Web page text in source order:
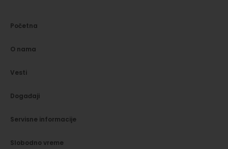
Početna
O nama
Vesti
Događaji
Servisne informacije
Slobodno vreme